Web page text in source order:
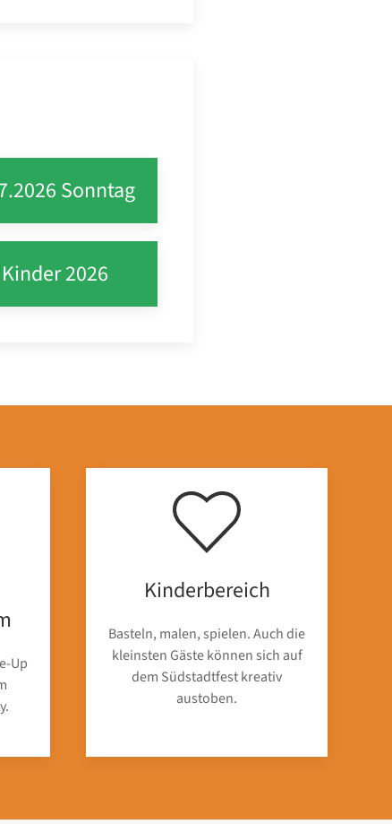
Sonntag
2026
Up
Kinderbereich
Basteln, malen, spielen. Auch die
kleinsten Gäste können sich auf
dem Südstadtfest kreativ
austoben.